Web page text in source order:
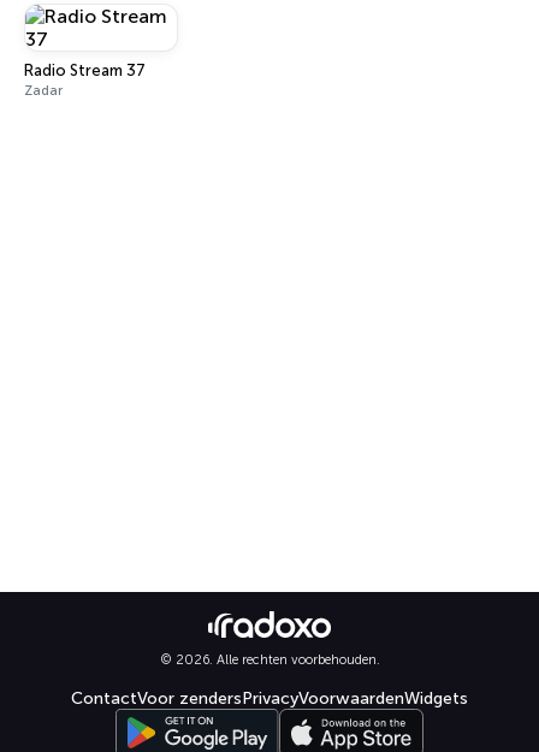
Radio Stream 37
Zadar
© 2026. Alle rechten voorbehouden.
ContactVoor zendersPrivacyVoorwaardenWidgets